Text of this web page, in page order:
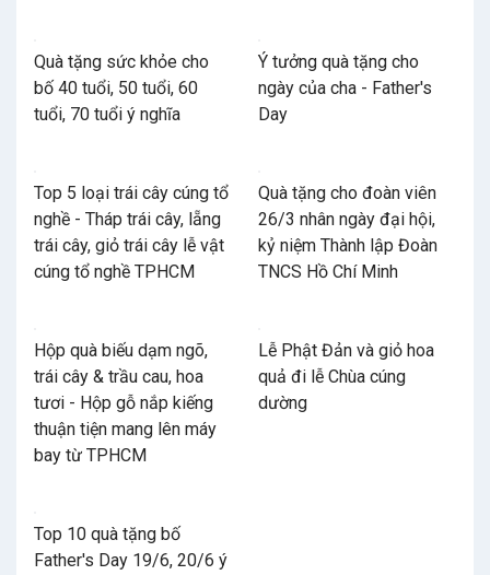
Quà tặng sức khỏe cho
bố 40 tuổi, 50 tuổi, 60
tuổi, 70 tuổi ý nghĩa
Ý tưởng quà tặng cho
ngày của cha - Father's
Day
Top 5 loại trái cây cúng tổ
nghề - Tháp trái cây, lẵng
trái cây, giỏ trái cây lễ vật
cúng tổ nghề TPHCM
Quà tặng cho đoàn viên
26/3 nhân ngày đại hội,
kỷ niệm Thành lập Đoàn
TNCS Hồ Chí Minh
Hộp quà biếu dạm ngõ,
trái cây & trầu cau, hoa
tươi - Hộp gỗ nắp kiếng
thuận tiện mang lên máy
bay từ TPHCM
Lễ Phật Đản và giỏ hoa
quả đi lễ Chùa cúng
dường
Top 10 quà tặng bố
Father's Day 19/6, 20/6 ý